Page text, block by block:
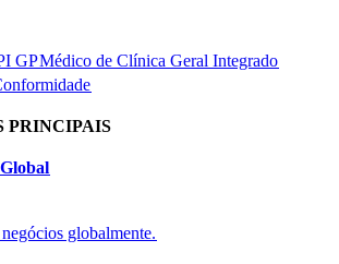
GP​​Médico de Clínica Geral Integrado​​
PRINCIPAIS​​
globalmente.​​